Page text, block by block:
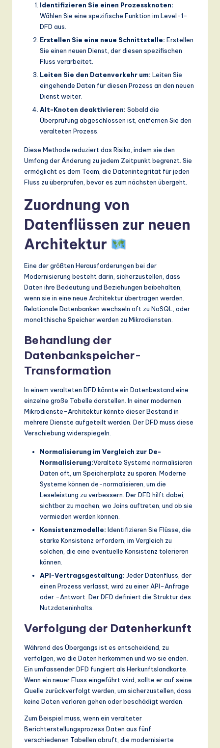
Identifizieren Sie einen Prozessknoten:
Wählen Sie eine spezifische Funktion im Level-1-
DFD aus.
Erstellen Sie eine neue Schnittstelle: Erstellen
Sie einen neuen Dienst, der diesen spezifischen
Fluss verarbeitet.
Leiten Sie den Datenverkehr um: Leiten Sie
eingehende Daten für diesen Prozess an den neuen
Dienst weiter.
Alt-Knoten deaktivieren: Sobald die
Überprüfung abgeschlossen ist, entfernen Sie den
veralteten Prozess.
Diese Methode reduziert das Risiko, indem sie den
Umfang der Änderung zu jedem Zeitpunkt begrenzt. Sie
ermöglicht es dem Team, die Datenintegrität für jeden
Fluss zu überprüfen, bevor es zum nächsten übergeht.
Zuordnung von
Datenflüssen zur neuen
Architektur
Eine der größten Herausforderungen bei der
Modernisierung besteht darin, sicherzustellen, dass
Daten ihre Bedeutung und Beziehungen beibehalten,
wenn sie in eine neue Architektur übertragen werden.
Relationale Datenbanken wechseln oft zu NoSQL, oder
monolithische Speicher werden zu Mikrodiensten.
Behandlung der
Datenbankspeicher-
Transformation
In einem veralteten DFD könnte ein Datenbestand eine
einzelne große Tabelle darstellen. In einer modernen
Mikrodienste-Architektur könnte dieser Bestand in
mehrere Dienste aufgeteilt werden. Der DFD muss diese
Verschiebung widerspiegeln.
Normalisierung im Vergleich zur De-
Normalisierung:Veraltete Systeme normalisieren
Daten oft, um Speicherplatz zu sparen. Moderne
Systeme können de-normalisieren, um die
Leseleistung zu verbessern. Der DFD hilft dabei,
sichtbar zu machen, wo Joins auftreten, und ob sie
vermieden werden können.
Konsistenzmodelle: Identifizieren Sie Flüsse, die
starke Konsistenz erfordern, im Vergleich zu
solchen, die eine eventuelle Konsistenz tolerieren
können.
API-Vertragsgestaltung: Jeder Datenfluss, der
einen Prozess verlässt, wird zu einer API-Anfrage
oder -Antwort. Der DFD definiert die Struktur des
Nutzdateninhalts.
Verfolgung der Datenherkunft
Während des Übergangs ist es entscheidend, zu
verfolgen, wo die Daten herkommen und wo sie enden.
Ein umfassender DFD fungiert als Herkunftslandkarte.
Wenn ein neuer Fluss eingeführt wird, sollte er auf seine
Quelle zurückverfolgt werden, um sicherzustellen, dass
keine Daten verloren gehen oder beschädigt werden.
Zum Beispiel muss, wenn ein veralteter
Berichterstellungsprozess Daten aus fünf
verschiedenen Tabellen abruft, die modernisierte